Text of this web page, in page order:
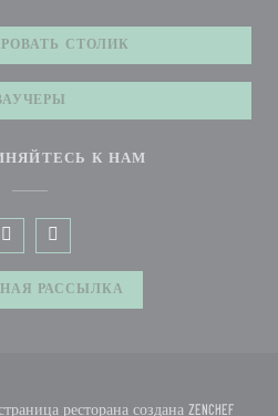
СТОЛИК
К НАМ
РАССЫЛКА
ресторана создана Zenchef